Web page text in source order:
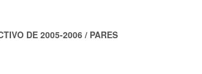
DE 2005-2006 / PARES